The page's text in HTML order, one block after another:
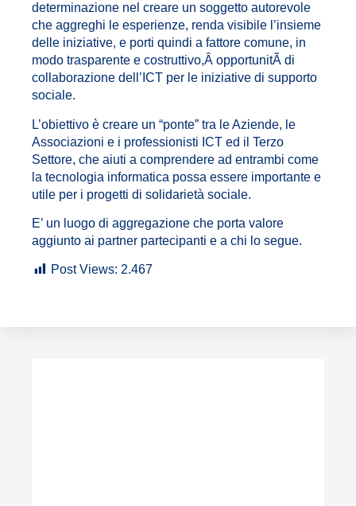
determinazione nel creare un soggetto autorevole
che aggreghi le esperienze, renda visibile l’insieme
delle iniziative, e porti quindi a fattore comune, in
modo trasparente e costruttivo,Â opportunitÃ di
collaborazione dell’ICT per le iniziative di supporto
sociale.
L’obiettivo è creare un “ponte” tra le Aziende, le
Associazioni e i professionisti ICT ed il Terzo
Settore, che aiuti a comprendere ad entrambi come
la tecnologia informatica possa essere importante e
utile per i progetti di solidarietà sociale.
E’ un luogo di aggregazione che porta valore
aggiunto ai partner partecipanti e a chi lo segue.
Post Views: 2.467